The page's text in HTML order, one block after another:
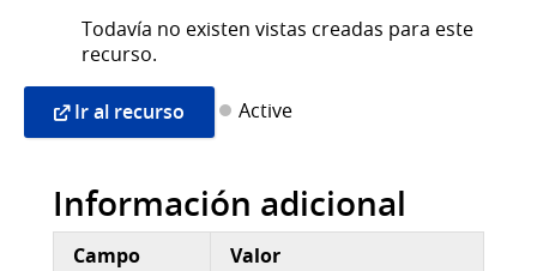
Todavía no existen vistas creadas para este
recurso.
Ir al recurso Active
Información adicional
Campo
Valor